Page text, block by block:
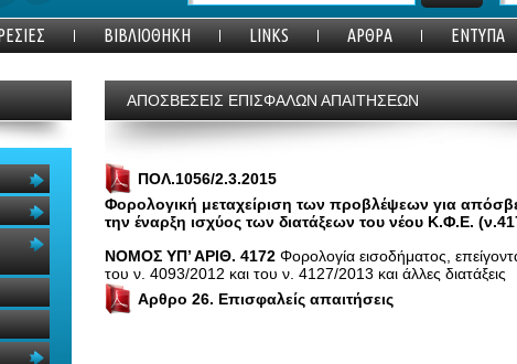
ΒΙΒΛΙΟΘΗΚΗ LINKS ΑΡΘΡΑ ΕΝΤΥΠΑ
ΑΠΟΣΒΕΣΕΙΣ ΕΠΙΣΦΑΛΩΝ ΑΠΑΙΤΗΣΕΩΝ
ΠΟΛ.1056/2.3.2015
Φορολογική μεταχείριση των προβλέψεων για
την έναρξη ισχύος των διατάξεων του νέου Κ.Φ.Ε.
ΝΟΜΟΣ ΥΠ’ ΑΡΙΘ. 4172 Φορολογία εισοδήματος,
του ν. 4093/2012 και του ν. 4127/2013 και άλλες διατάξεις
Αρθρο 26. Επισφαλείς απαιτήσεις